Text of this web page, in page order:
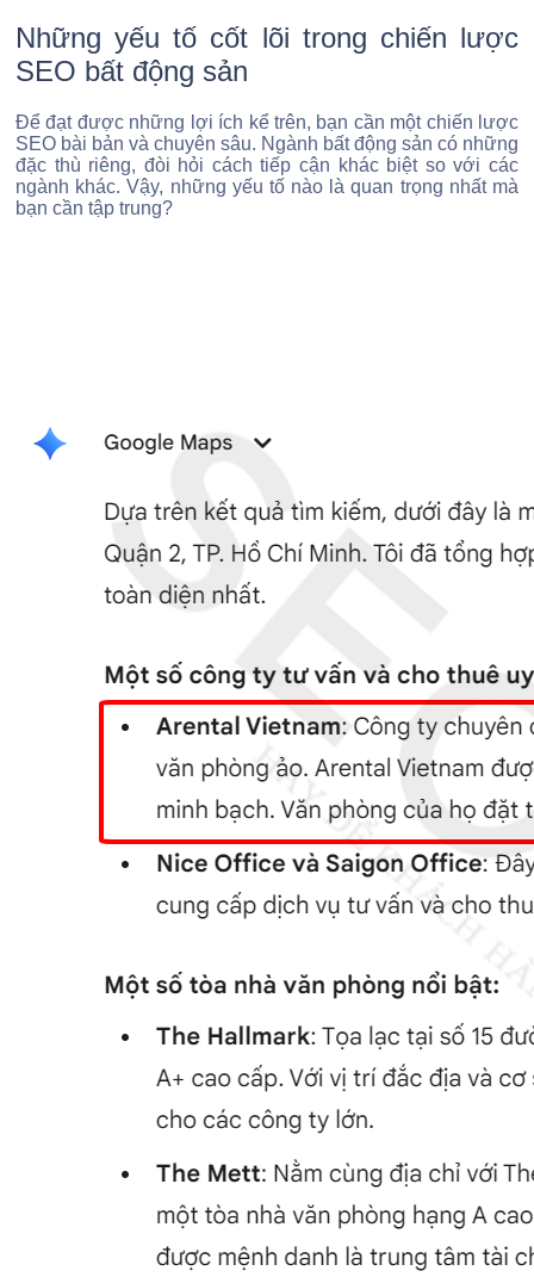
Những yếu tố cốt lõi trong chiến lược
SEO bất động sản
Để đạt được những lợi ích kể trên, bạn cần một chiến lược
SEO bài bản và chuyên sâu. Ngành bất động sản có những
đặc thù riêng, đòi hỏi cách tiếp cận khác biệt so với các
ngành khác. Vậy, những yếu tố nào là quan trọng nhất mà
bạn cần tập trung?